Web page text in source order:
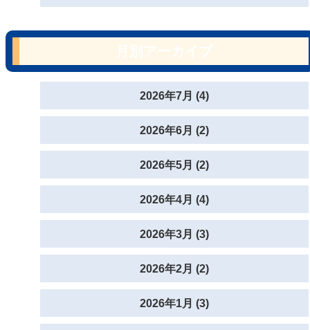
2026年7月 (4)
2026年6月 (2)
2026年5月 (2)
2026年4月 (4)
2026年3月 (3)
2026年2月 (2)
2026年1月 (3)